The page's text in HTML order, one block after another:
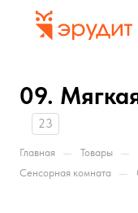
09.
23
Главная — Товары —
Сенсорная комната —